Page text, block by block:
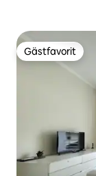
Gästfavorit
Gästfavorit